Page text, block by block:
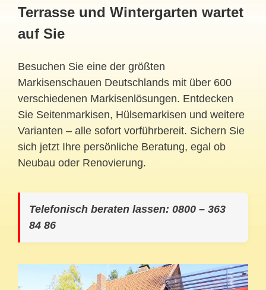
Terrasse und Wintergarten wartet
auf Sie
Besuchen Sie eine der größten
Markisenschauen Deutschlands mit über 600
verschiedenen Markisenlösungen. Entdecken
Sie Seitenmarkisen, Hülsemarkisen und weitere
Varianten – alle sofort vorführbereit. Sichern Sie
sich jetzt Ihre persönliche Beratung, egal ob
Neubau oder Renovierung.
Telefonisch beraten lassen: 0800 – 363
84 86